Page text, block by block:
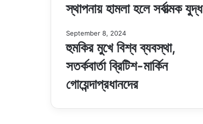
স্থাপনায় হামলা হলে সর্বাত্মক যুদ্ধ
September 8, 2024
হুমকির মুখে বিশ্ব ব্যবস্থা,
সতর্কবার্তা ব্রিটিশ-মার্কিন
গোয়েন্দাপ্রধানদের